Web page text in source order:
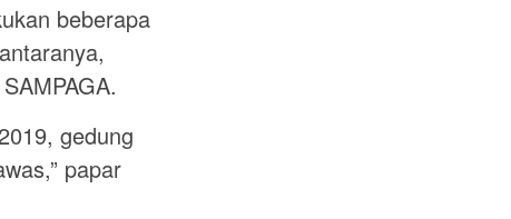
beberapa
gedung
papar